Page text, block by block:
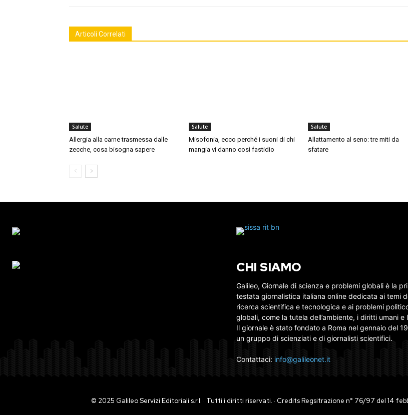
Articoli Correlati
Salute
Allergia alla carne trasmessa dalle
zecche, cosa bisogna sapere
Salute
Misofonia, ecco perché i suoni di chi
mangia vi danno così fastidio
Salute
Allattamento al seno: tre miti da
sfatare
CHI SIAMO
Galileo, Giornale di scienza e problemi globali è la
testata giornalistica italiana online dedicata ai temi
ricerca scientifica e tecnologica e ai problemi
globali, come la tutela dell’ambiente, i diritti umani e
Il giornale è stato fondato a Roma nel gennaio del
un gruppo di scienziati e di giornalisti scientifici.
Contattaci: info@galileonet.it
© 2025 Galileo Servizi Editoriali s.r.l. · Tutti i diritti riservati. · Credits Regsitrazione n° 76/97 del 14